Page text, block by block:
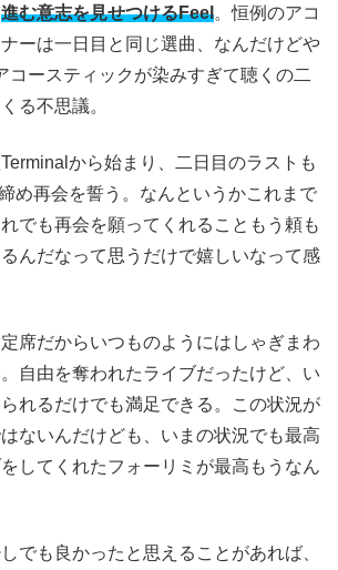
進む意志を見せつけるFeel。恒例のアコ
ーは一日目と同じ選曲、なんだけどや
コースティックが染みすぎて聴くの二
る不思議。
から始まり、二日目のラストも
め再会を誓う。なんというかこれまで
でも再会を願ってくれることもう頼も
んだなって思うだけで嬉しいなって感
席だからいつものようにはしゃぎまわ
自由を奪われたライブだったけど、い
れるだけでも満足できる。この状況が
ないんだけども、いまの状況でも最高
してくれたフォーリミが最高もうなん
でも良かったと思えることがあれば、